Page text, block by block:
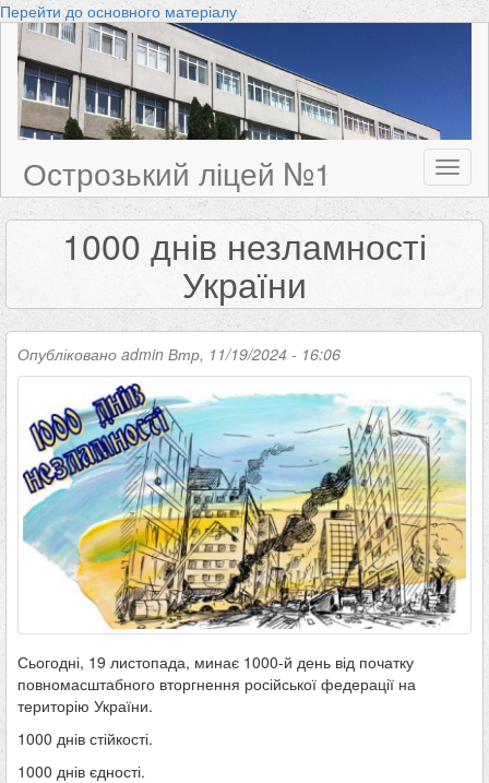
Перейти до основного матеріалу
Острозький ліцей №1
1000 днів незламності
України
Опубліковано admin Втр, 11/19/2024 - 16:06
Сьогодні, 19 листопада, минає 1000-й день від початку
повномасштабного вторгнення російської федерації на
територію України.
1000 днів стійкості.
1000 днів єдності.